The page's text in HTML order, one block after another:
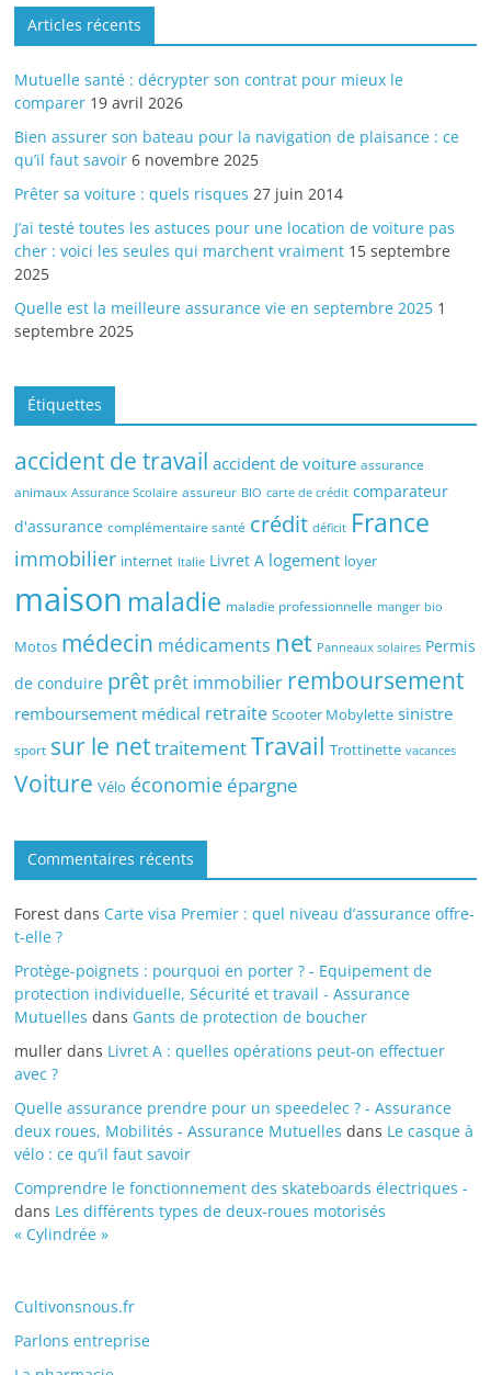
Articles récents
Mutuelle santé : décrypter son contrat pour mieux le
comparer 19 avril 2026
Bien assurer son bateau pour la navigation de plaisance : ce
qu’il faut savoir 6 novembre 2025
Prêter sa voiture : quels risques 27 juin 2014
J’ai testé toutes les astuces pour une location de voiture pas
cher : voici les seules qui marchent vraiment 15 septembre
2025
Quelle est la meilleure assurance vie en septembre 2025 1
septembre 2025
Étiquettes
accident de travail accident de voiture assurance
animaux Assurance Scolaire assureur BIO carte de crédit comparateur
d'assurance complémentaire santé crédit déficit France
immobilier internet Italie Livret A logement loyer
maison maladie maladie professionnelle manger bio
Motos médecin médicaments net Panneaux solaires Permis
de conduire prêt prêt immobilier remboursement
remboursement médical retraite Scooter Mobylette sinistre
sport sur le nettraitementTravail Trottinette vacances
Voiture Vélo économie épargne
Commentaires récents
Forest dans Carte visa Premier : quel niveau d’assurance offre-
t-elle ?
Protège-poignets : pourquoi en porter ? - Equipement de
protection individuelle, Sécurité et travail - Assurance
Mutuelles dans Gants de protection de boucher
muller dans Livret A : quelles opérations peut-on effectuer
avec ?
Quelle assurance prendre pour un speedelec ? - Assurance
deux roues, Mobilités - Assurance Mutuelles dans Le casque à
vélo : ce qu’il faut savoir
Comprendre le fonctionnement des skateboards électriques -
dans Les différents types de deux-roues motorisés
« Cylindrée »
Cultivonsnous.fr
Parlons entreprise